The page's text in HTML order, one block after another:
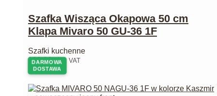
DARMOWA
DOSTAWA
Szafka Wisząca Okapowa 50 cm
Klapa Mivaro 50 GU-36 1F
Szafki kuchenne
182,00zł z VAT